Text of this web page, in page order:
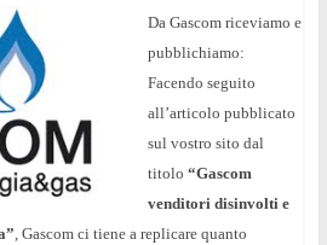
Da Gascom riceviamo e
pubblichiamo:
Facendo seguito
all’articolo pubblicato
sul vostro sito dal
titolo “Gascom
venditori disinvolti e
, Gascom ci tiene a replicare quanto